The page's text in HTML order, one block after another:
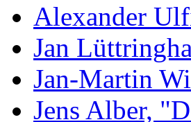
Alexander
Jan
Jan-Martin
Jens Alber,